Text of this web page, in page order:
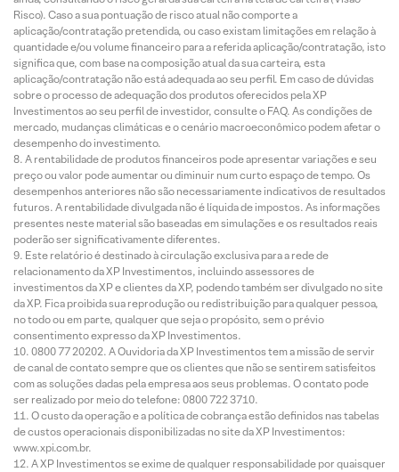
Risco). Caso a sua pontuação de risco atual não comporte a
aplicação/contratação pretendida, ou caso existam limitações em relação à
quantidade e/ou volume financeiro para a referida aplicação/contratação, isto
significa que, com base na composição atual da sua carteira, esta
aplicação/contratação não está adequada ao seu perfil. Em caso de dúvidas
sobre o processo de adequação dos produtos oferecidos pela XP
Investimentos ao seu perfil de investidor, consulte o FAQ. As condições de
mercado, mudanças climáticas e o cenário macroeconômico podem afetar o
desempenho do investimento.
A rentabilidade de produtos financeiros pode apresentar variações e seu
preço ou valor pode aumentar ou diminuir num curto espaço de tempo. Os
desempenhos anteriores não são necessariamente indicativos de resultados
futuros. A rentabilidade divulgada não é líquida de impostos. As informações
presentes neste material são baseadas em simulações e os resultados reais
poderão ser significativamente diferentes.
Este relatório é destinado à circulação exclusiva para a rede de
relacionamento da XP Investimentos, incluindo assessores de
investimentos da XP e clientes da XP, podendo também ser divulgado no site
da XP. Fica proibida sua reprodução ou redistribuição para qualquer pessoa,
no todo ou em parte, qualquer que seja o propósito, sem o prévio
consentimento expresso da XP Investimentos.
0800 77 20202. A Ouvidoria da XP Investimentos tem a missão de servir
de canal de contato sempre que os clientes que não se sentirem satisfeitos
com as soluções dadas pela empresa aos seus problemas. O contato pode
ser realizado por meio do telefone: 0800 722 3710.
O custo da operação e a política de cobrança estão definidos nas tabelas
de custos operacionais disponibilizadas no site da XP Investimentos:
www.xpi.com.br.
A XP Investimentos se exime de qualquer responsabilidade por quaisquer